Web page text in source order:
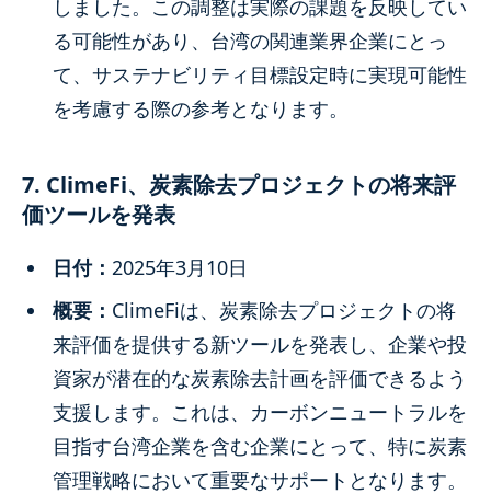
しました。この調整は実際の課題を反映してい
る可能性があり、台湾の関連業界企業にとっ
て、サステナビリティ目標設定時に実現可能性
を考慮する際の参考となります。
7. ClimeFi、炭素除去プロジェクトの将来評
価ツールを発表
日付： 2025年3月10日
概要： ClimeFiは、炭素除去プロジェクトの将
来評価を提供する新ツールを発表し、企業や投
資家が潜在的な炭素除去計画を評価できるよう
支援します。これは、カーボンニュートラルを
目指す台湾企業を含む企業にとって、特に炭素
管理戦略において重要なサポートとなります。